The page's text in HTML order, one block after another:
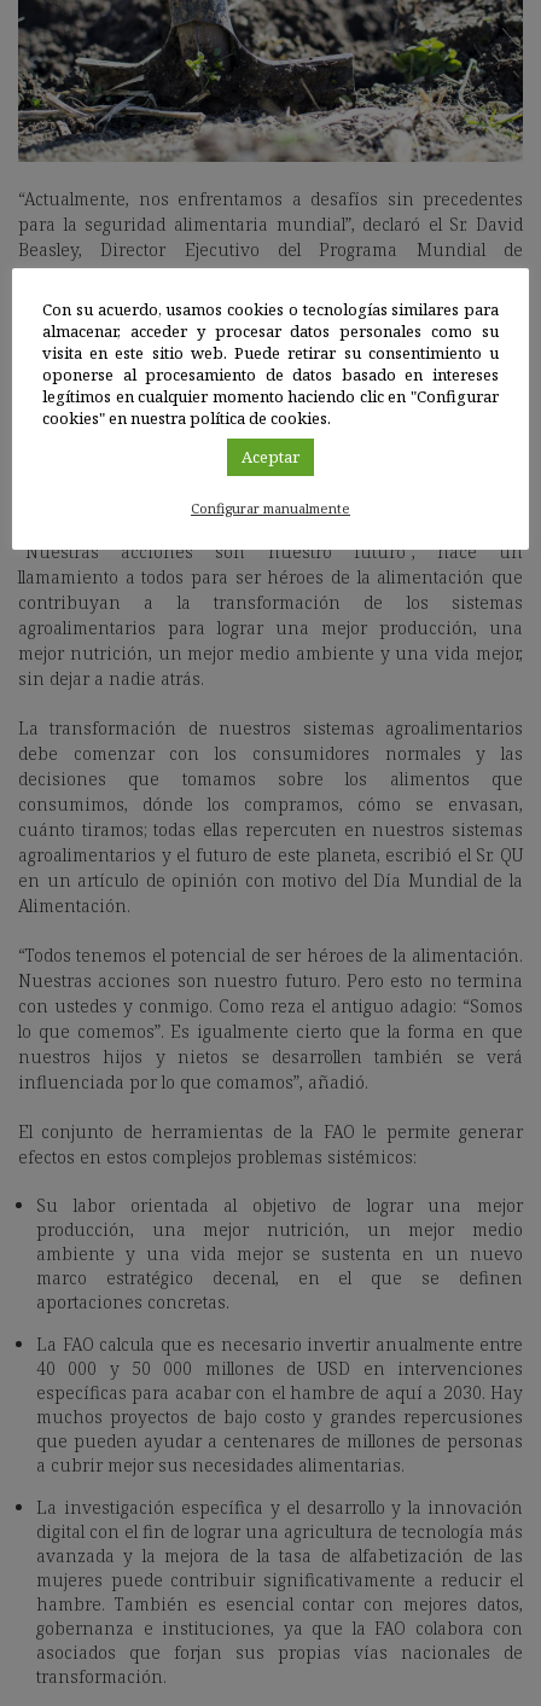
“Actualmente, nos enfrentamos a desafíos sin precedentes
para la seguridad alimentaria mundial”, declaró el Sr. David
Beasley, Director Ejecutivo del Programa Mundial de
Alimentos (PMA). “Solo lograremos poner fin al hambre si
velamos por que nuestros sistemas alimentarios mundiales
se adapten al siglo XXI. Por este motivo es que, en el PMA,
estamos trabajando para fortalecer los sistemas alimentarios
de forma que fomenten las dietas saludables de todas las
personas, especialmente las comunidades más vulnerables”.
Nuestras acciones son nuestro futuro: todos podemos ser
héroes de la alimentación.
“Nuestras acciones son nuestro futuro”, hace un
llamamiento a todos para ser héroes de la alimentación que
contribuyan a la transformación de los sistemas
agroalimentarios para lograr una mejor producción, una
mejor nutrición, un mejor medio ambiente y una vida mejor,
sin dejar a nadie atrás.
La transformación de nuestros sistemas agroalimentarios
debe comenzar con los consumidores normales y las
decisiones que tomamos sobre los alimentos que
consumimos, dónde los compramos, cómo se envasan,
cuánto tiramos; todas ellas repercuten en nuestros sistemas
agroalimentarios y el futuro de este planeta, escribió el Sr. QU
en un artículo de opinión con motivo del Día Mundial de la
Alimentación.
“Todos tenemos el potencial de ser héroes de la alimentación.
Nuestras acciones son nuestro futuro. Pero esto no termina
con ustedes y conmigo. Como reza el antiguo adagio: “Somos
lo que comemos”. Es igualmente cierto que la forma en que
nuestros hijos y nietos se desarrollen también se verá
influenciada por lo que comamos”, añadió.
El conjunto de herramientas de la FAO le permite generar
efectos en estos complejos problemas sistémicos:
Su labor orientada al objetivo de lograr una mejor
producción, una mejor nutrición, un mejor medio
ambiente y una vida mejor se sustenta en un nuevo
marco estratégico decenal, en el que se definen
aportaciones concretas.
La FAO calcula que es necesario invertir anualmente entre
40 000 y 50 000 millones de USD en intervenciones
específicas para acabar con el hambre de aquí a 2030. Hay
muchos proyectos de bajo costo y grandes repercusiones
que pueden ayudar a centenares de millones de personas
a cubrir mejor sus necesidades alimentarias.
La investigación específica y el desarrollo y la innovación
digital con el fin de lograr una agricultura de tecnología más
avanzada y la mejora de la tasa de alfabetización de las
mujeres puede contribuir significativamente a reducir el
hambre. También es esencial contar con mejores datos,
gobernanza e instituciones, ya que la FAO colabora con
asociados que forjan sus propias vías nacionales de
transformación.
Con su acuerdo, usamos cookies o tecnologías similares para
almacenar, acceder y procesar datos personales como su
visita en este sitio web. Puede retirar su consentimiento u
oponerse al procesamiento de datos basado en intereses
legítimos en cualquier momento haciendo clic en "Configurar
cookies" en nuestra política de cookies.
Aceptar
Configurar manualmente